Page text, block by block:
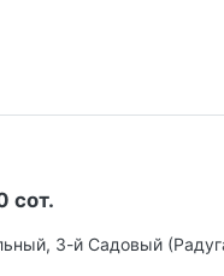
сот.
3-й Садовый